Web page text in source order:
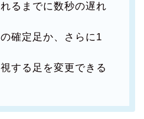
るまでに数秒の遅れ
確定足か、さらに1
する足を変更できる